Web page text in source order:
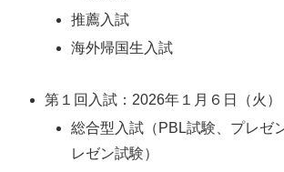
推薦入試
海外帰国生入試
第１回入試：2026年１月６日（火）
総合型入試（PBL試験、プレゼ
レゼン試験）